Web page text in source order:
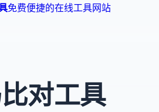
免费便捷的在线工具网站
对工具